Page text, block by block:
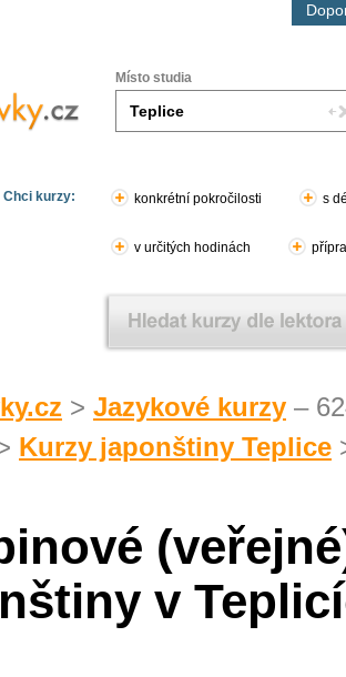
Místo studia
Chci kurzy: konkrétní pokročilosti s
v určitých hodinách
> Jazykové kurzy –
Kurzy japonštiny Teplice
v